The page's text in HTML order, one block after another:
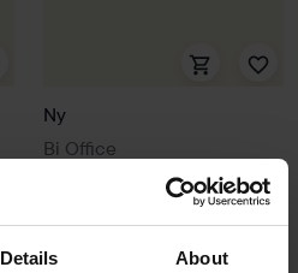
Details About
Bi Office
Ny
Skrivtavla Blädderblockställ
1200 kr
Hyr från /mån